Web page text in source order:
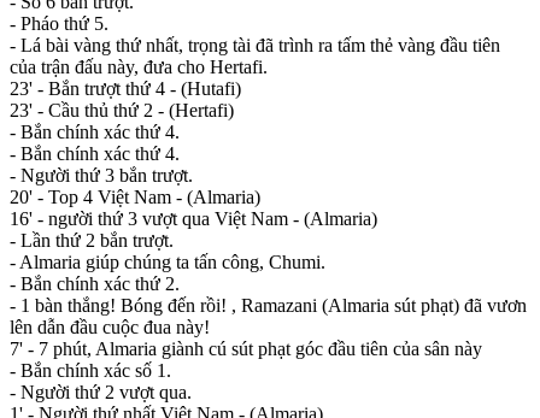
- Pháo thứ 5.
- Lá bài vàng thứ nhất, trọng tài đã trình ra tấm thẻ vàng đầu tiên
của trận đấu này, đưa cho Hertafi.
23' - Bắn trượt thứ 4 - (Hutafi)
23' - Cầu thủ thứ 2 - (Hertafi)
- Bắn chính xác thứ 4.
- Bắn chính xác thứ 4.
- Người thứ 3 bắn trượt.
20' - Top 4 Việt Nam - (Almaria)
16' - người thứ 3 vượt qua Việt Nam - (Almaria)
- Lần thứ 2 bắn trượt.
- Almaria giúp chúng ta tấn công, Chumi.
- Bắn chính xác thứ 2.
- 1 bàn thắng! Bóng đến rồi! , Ramazani (Almaria sút phạt) đã vươn
lên dẫn đầu cuộc đua này!
7' - 7 phút, Almaria giành cú sút phạt góc đầu tiên của sân này
- Bắn chính xác số 1.
- Người thứ 2 vượt qua.
1' - Người thứ nhất Việt Nam - (Almaria)